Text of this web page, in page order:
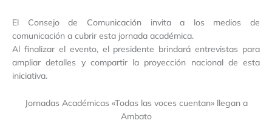
El Consejo de Comunicación invita a los medios de
comunicación a cubrir esta jornada académica.
Al finalizar el evento, el presidente brindará entrevistas para
ampliar detalles y compartir la proyección nacional de esta
iniciativa.
Jornadas Académicas «Todas las voces cuentan» llegan a
Ambato